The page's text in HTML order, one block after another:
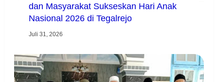
dan Masyarakat Sukseskan Hari Anak
Nasional 2026 di Tegalrejo
Juli 31, 2026